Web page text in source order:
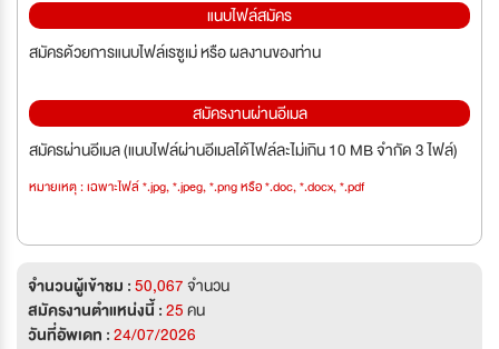
แนบไฟล์สมัคร
สมัครด้วยการแนบไฟล์เรซูเม่ หรือ ผลงานของท่าน
สมัครงานผ่านอีเมล
สมัครผ่านอีเมล (แนบไฟล์ผ่านอีเมลได้ไฟล์ละไม่เกิน 10 MB จำกัด 3 ไฟล์)
หมายเหตุ : เฉพาะไฟล์ *.jpg, *.jpeg, *.png หรือ *.doc, *.docx, *.pdf
จำนวนผู้เข้าชม :50,067จำนวน
สมัครงานตำแหน่งนี้ :25คน
วันที่อัพเดท :24/07/2026